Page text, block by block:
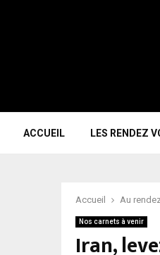
ACCUEIL LES RENDEZ
Accueil Au
Nos carnets à venir
Iran,